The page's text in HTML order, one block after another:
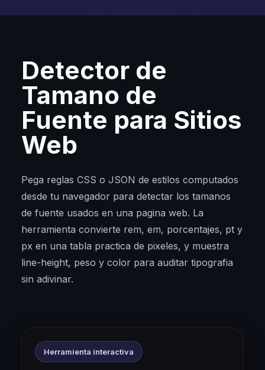
Detector de
Tamano de
Fuente para Sitios
Web
Pega reglas CSS o JSON de estilos computados
desde tu navegador para detectar los tamanos
de fuente usados en una pagina web. La
herramienta convierte rem, em, porcentajes, pt y
px en una tabla practica de pixeles, y muestra
line-height, peso y color para auditar tipografia
sin adivinar.
Herramienta interactiva